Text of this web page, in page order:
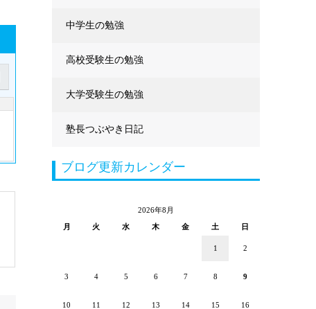
中学生の勉強
高校受験生の勉強
大学受験生の勉強
塾長つぶやき日記
ブログ更新カレンダー
2026年8月
月
火 水 木 金 土 日
1 2
3 4 5 6 7 8 9
10 11 12 13 14 15 16